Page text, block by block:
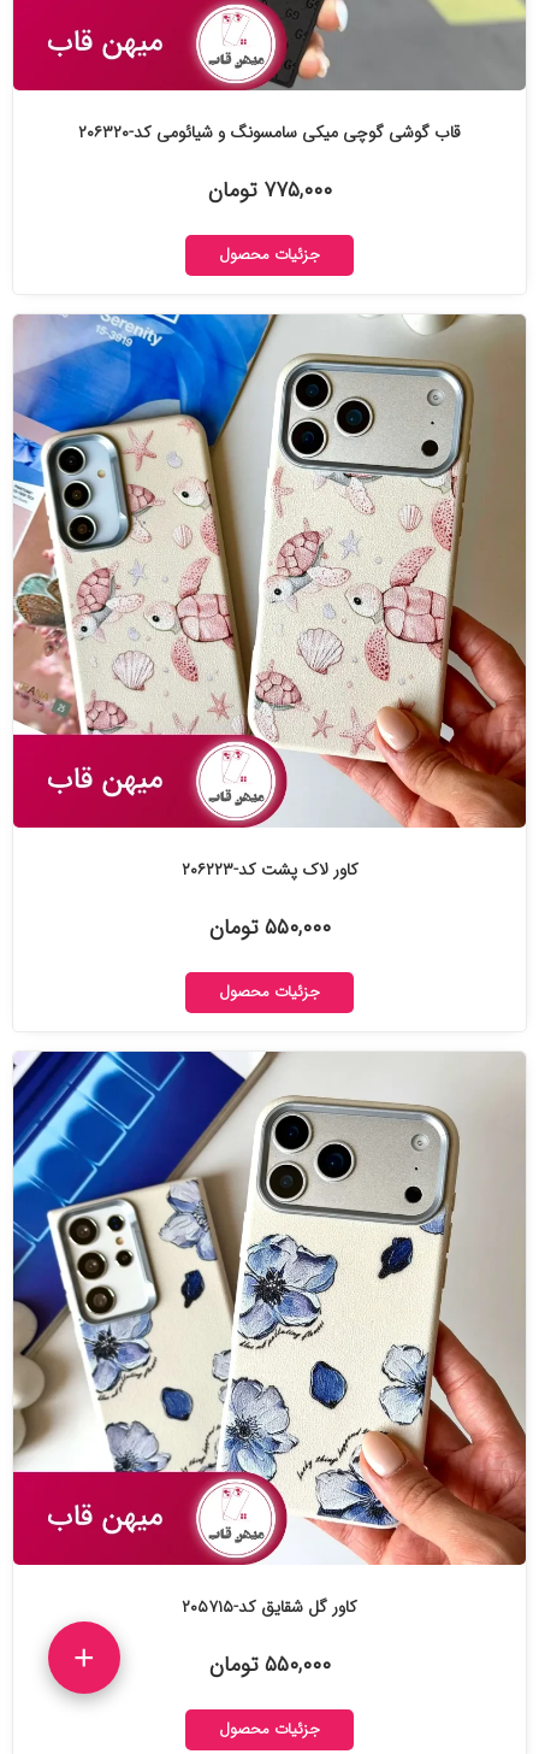
قاب گوشی گوچی میکی سامسونگ و شیائومی کد-۲۰۶۳۲۰
۷۷۵,۰۰۰ تومان
جزئیات محصول
کاور لاک پشت کد-۲۰۶۲۲۳
۵۵۰,۰۰۰ تومان
جزئیات محصول
کاور گل شقایق کد-۲۰۵۷۱۵
۵۵۰,۰۰۰ تومان
جزئیات محصول
+